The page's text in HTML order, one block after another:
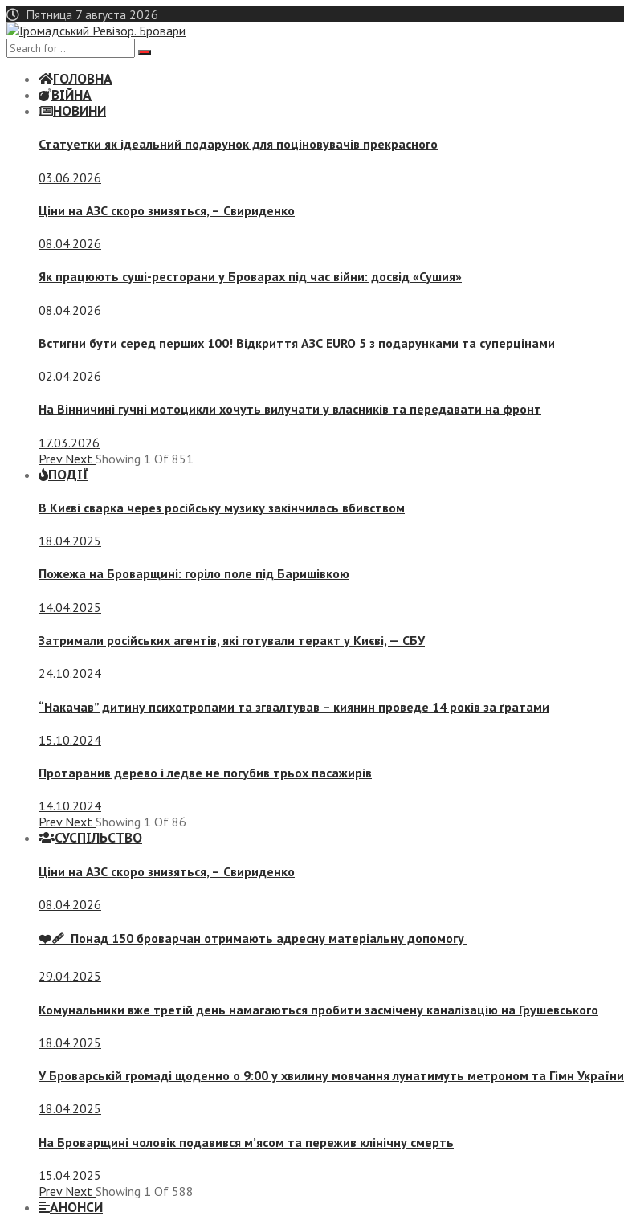
Skip
to
content
Пятница 7 августа 2026
ГОЛОВНА
ВІЙНА
НОВИНИ
Статуетки як ідеальний подарунок для поціновувачів прекрасного
03.06.2026
Ціни на АЗС скоро знизяться, – Свириденко
08.04.2026
Як працюють суші-ресторани у Броварах під час війни: досвід «Сушия»
08.04.2026
Встигни бути серед перших 100! Відкриття АЗС EURO 5 з подарунками та суперцінами
02.04.2026
На Вінничині гучні мотоцикли хочуть вилучати у власників та передавати на фронт
17.03.2026
Prev Next Showing 1 Of 851
ПОДІЇ
В Києві сварка через російську музику закінчилась вбивством
18.04.2025
Пожежа на Броварщині: горіло поле під Баришівкою
14.04.2025
Затримали російських агентів, які готували теракт у Києві, — СБУ
24.10.2024
“Накачав” дитину психотропами та згвалтував – киянин проведе 14 років за ґратами
15.10.2024
Протаранив дерево і ледве не погубив трьох пасажирів
14.10.2024
Prev Next Showing 1 Of 86
СУСПIЛЬСТВО
Ціни на АЗС скоро знизяться, – Свириденко
08.04.2026
❤️‍🩹 Понад 150 броварчан отримають адресну матеріальну допомогу
29.04.2025
Комунальники вже третій день намагаються пробити засмічену каналізацію на Грушевського
18.04.2025
У Броварській громаді щоденно о 9:00 у хвилину мовчання лунатимуть метроном та Гімн України
18.04.2025
На Броварщині чоловік подавився м’ясом та пережив клінічну смерть
15.04.2025
Prev Next Showing 1 Of 588
АНОНСИ